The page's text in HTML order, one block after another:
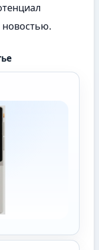
новостью.